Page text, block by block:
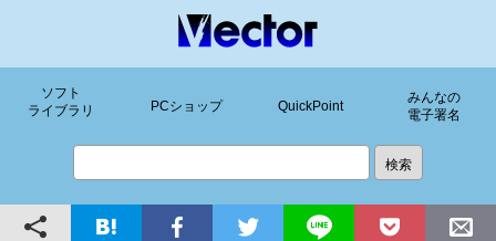
ソフト
ライブラリ
PCショップ QuickPoint
みんなの
電子署名